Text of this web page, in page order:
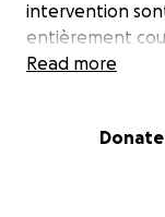
intervention
entièrement
financer
Read more
Donate